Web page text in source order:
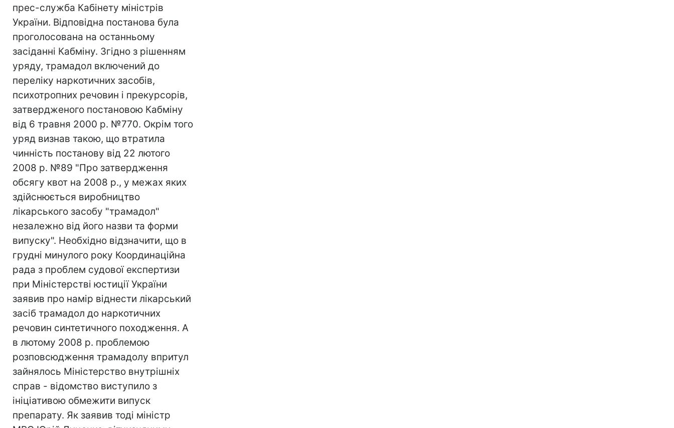
прес-служба Кабінету міністрів
України. Відповідна постанова була
проголосована на останньому
засіданні Кабміну. Згідно з рішенням
уряду, трамадол включений до
переліку наркотичних засобів,
психотропних речовин і прекурсорів,
затвердженого постановою Кабміну
від 6 травня 2000 р. №770. Окрім того
уряд визнав такою, що втратила
чинність постанову від 22 лютого
2008 р. №89 "Про затвердження
обсягу квот на 2008 р., у межах яких
здійснюється виробництво
лікарського засобу "трамадол"
незалежно від його назви та форми
випуску". Необхідно відзначити, що в
грудні минулого року Координаційна
рада з проблем судової експертизи
при Міністерстві юстиції України
заявив про намір віднести лікарський
засіб трамадол до наркотичних
речовин синтетичного походження. А
в лютому 2008 р. проблемою
розповсюдження трамадолу впритул
зайнялось Міністерство внутрішніх
справ - відомство виступило з
ініціативою обмежити випуск
препарату. Як заявив тоді міністр